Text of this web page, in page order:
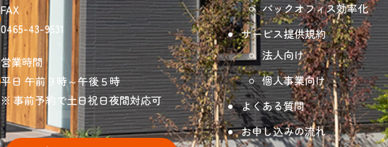
FAX
0465-43-9531
営業時間
平日 午前９時～午後５時
※ 事前予約で土日祝日夜間対応可
バックオフィス効率化
サービス提供規約
法人向け
個人事業向け
よくある質問
お申し込みの流れ